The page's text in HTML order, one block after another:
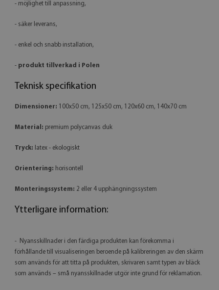
- möjlighet till anpassning,
- säker leverans,
- enkel och snabb installation,
- produkt tillverkad i Polen
Teknisk specifikation
Dimensioner: 100x50 cm, 125x50 cm, 120x60 cm, 140x70 cm
Material: premium polycanvas duk
Tryck: latex - ekologiskt
Orientering: horisontell
Monteringssystem: 2 eller 4 upphängningssystem
Ytterligare information:
- Nyansskillnader i den färdiga produkten kan förekomma i
förhållande till visualiseringen beroende på kalibreringen av den skärm
som används för att titta på produkten, skrivaren samt typen av bläck
som används – små nyansskillnader utgör inte grund för reklamation.